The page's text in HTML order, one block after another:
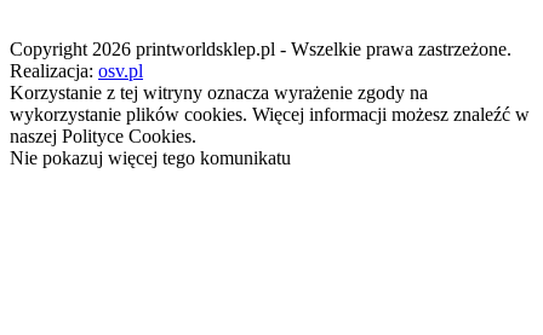
Copyright 2026 printworldsklep.pl - Wszelkie prawa zastrzeżone.
Realizacja: osv.pl
Korzystanie z tej witryny oznacza wyrażenie zgody na
wykorzystanie plików cookies. Więcej informacji możesz znaleźć w
naszej Polityce Cookies.
Nie pokazuj więcej tego komunikatu